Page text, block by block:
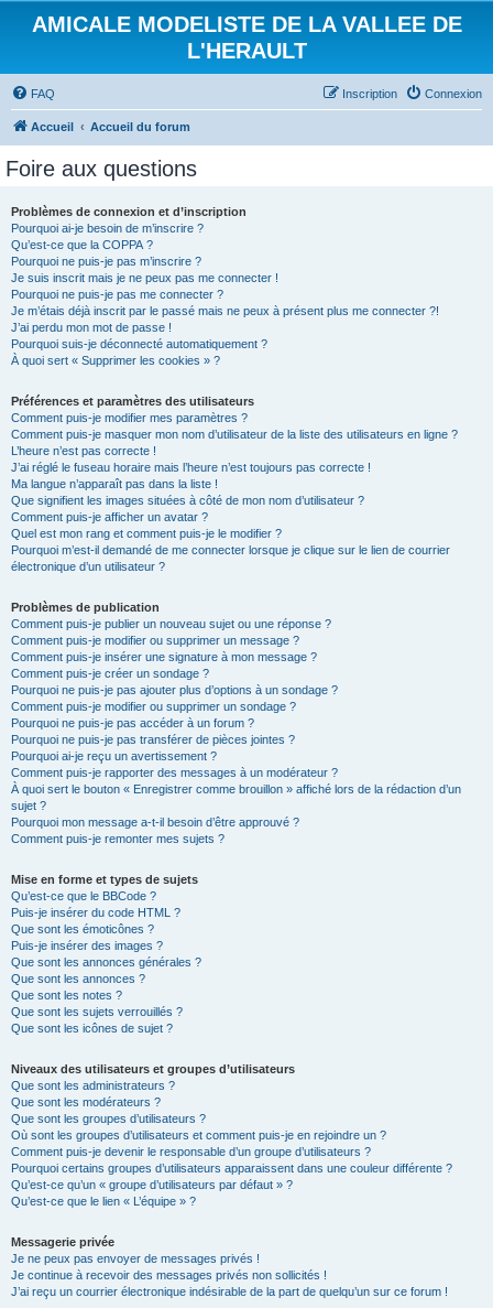
AMICALE MODELISTE DE LA VALLEE DE
L'HERAULT
FAQ Connexion
Inscription
Accueil Accueil du forum
Foire aux questions
Problèmes de connexion et d’inscription
Pourquoi ai-je besoin de m’inscrire ?
Qu’est-ce que la COPPA ?
Pourquoi ne puis-je pas m’inscrire ?
Je suis inscrit mais je ne peux pas me connecter !
Pourquoi ne puis-je pas me connecter ?
Je m’étais déjà inscrit par le passé mais ne peux à présent plus me connecter ?!
J’ai perdu mon mot de passe !
Pourquoi suis-je déconnecté automatiquement ?
À quoi sert « Supprimer les cookies » ?
Préférences et paramètres des utilisateurs
Comment puis-je modifier mes paramètres ?
Comment puis-je masquer mon nom d’utilisateur de la liste des utilisateurs en ligne ?
L’heure n’est pas correcte !
J’ai réglé le fuseau horaire mais l’heure n’est toujours pas correcte !
Ma langue n’apparaît pas dans la liste !
Que signifient les images situées à côté de mon nom d’utilisateur ?
Comment puis-je afficher un avatar ?
Quel est mon rang et comment puis-je le modifier ?
Pourquoi m’est-il demandé de me connecter lorsque je clique sur le lien de courrier
électronique d’un utilisateur ?
Problèmes de publication
Comment puis-je publier un nouveau sujet ou une réponse ?
Comment puis-je modifier ou supprimer un message ?
Comment puis-je insérer une signature à mon message ?
Comment puis-je créer un sondage ?
Pourquoi ne puis-je pas ajouter plus d’options à un sondage ?
Comment puis-je modifier ou supprimer un sondage ?
Pourquoi ne puis-je pas accéder à un forum ?
Pourquoi ne puis-je pas transférer de pièces jointes ?
Pourquoi ai-je reçu un avertissement ?
Comment puis-je rapporter des messages à un modérateur ?
À quoi sert le bouton « Enregistrer comme brouillon » affiché lors de la rédaction d’un
sujet ?
Pourquoi mon message a-t-il besoin d’être approuvé ?
Comment puis-je remonter mes sujets ?
Mise en forme et types de sujets
Qu’est-ce que le BBCode ?
Puis-je insérer du code HTML ?
Que sont les émoticônes ?
Puis-je insérer des images ?
Que sont les annonces générales ?
Que sont les annonces ?
Que sont les notes ?
Que sont les sujets verrouillés ?
Que sont les icônes de sujet ?
Niveaux des utilisateurs et groupes d’utilisateurs
Que sont les administrateurs ?
Que sont les modérateurs ?
Que sont les groupes d’utilisateurs ?
Où sont les groupes d’utilisateurs et comment puis-je en rejoindre un ?
Comment puis-je devenir le responsable d’un groupe d’utilisateurs ?
Pourquoi certains groupes d’utilisateurs apparaissent dans une couleur différente ?
Qu’est-ce qu’un « groupe d’utilisateurs par défaut » ?
Qu’est-ce que le lien « L’équipe » ?
Messagerie privée
Je ne peux pas envoyer de messages privés !
Je continue à recevoir des messages privés non sollicités !
J’ai reçu un courrier électronique indésirable de la part de quelqu’un sur ce forum !